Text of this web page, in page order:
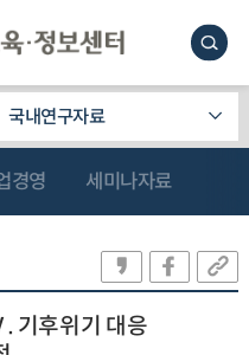
국내연구자료
경영 세미나자료
기후위기 대응